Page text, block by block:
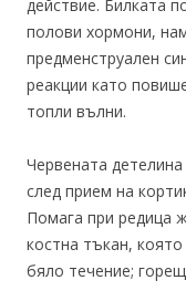
действие. Билката
полови хормони,
предменструален
реакции като
топли вълни.
Червената
след прием на
Помага при редица
костна тъкан,
бяло течение;